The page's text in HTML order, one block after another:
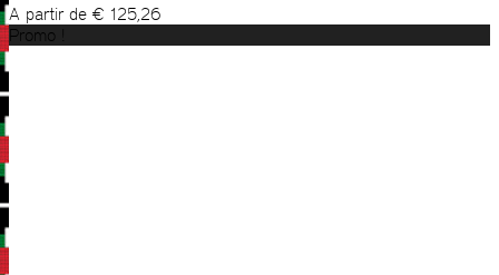
A partir de € 125,26
Promo !